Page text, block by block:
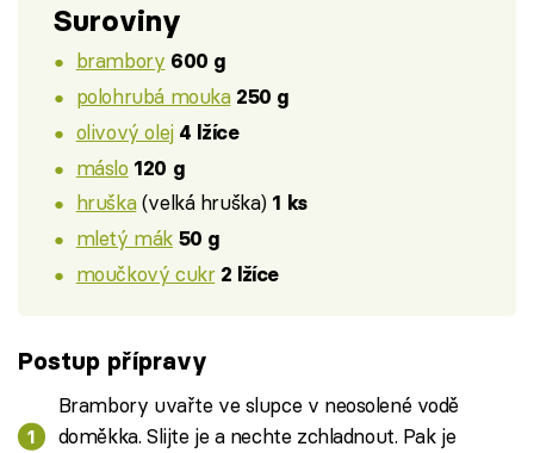
Suroviny
brambory 600 g
polohrubá mouka 250 g
olivový olej 4 lžíce
máslo 120 g
hruška(velká hruška) 1 ks
mletý mák 50 g
moučkový cukr 2 lžíce
Postup přípravy
Brambory uvařte ve slupce v neosolené vodě
doměkka. Slijte je a nechte zchladnout. Pak je